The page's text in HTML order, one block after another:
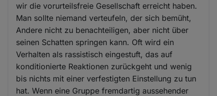
wir die vorurteilsfreie Gesellschaft erreicht haben.
Man sollte niemand verteufeln, der sich bemüht,
Andere nicht zu benachteiligen, aber nicht über
seinen Schatten springen kann. Oft wird ein
Verhalten als rassistisch eingestuft, das auf
konditionierte Reaktionen zurückgeht und wenig
bis nichts mit einer verfestigten Einstellung zu tun
hat. Wenn eine Gruppe fremdartig aussehender